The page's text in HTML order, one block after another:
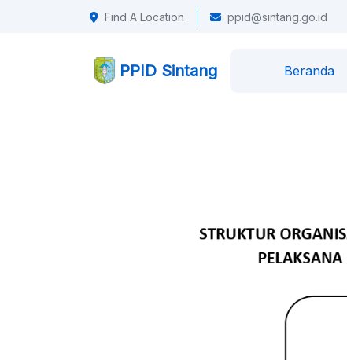
Find A Location ppid@sintang.go.id
PPID Sintang Beranda